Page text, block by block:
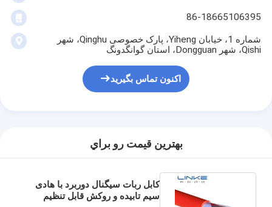
86-18665106395
شماره 1، خیابان Yiheng، پارک خصوصی Qinghu، شهر
Qishi، شهر Dongguan، استان گوانگدونگ
اکنون تماس بگیرید
بهترين قيمت رو براي
کابل ربات سیگنال دوربرد با هادی
سیم تابیده و روکش قابل تنظیم